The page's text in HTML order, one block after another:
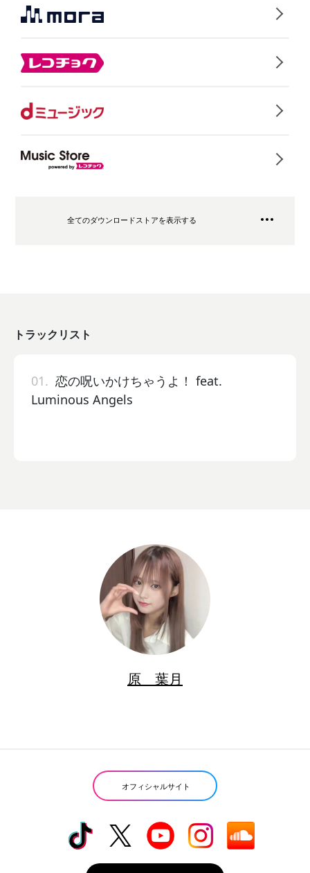
全てのダウンロードストアを表示する
トラックリスト
01. 恋の呪いかけちゃうよ！ feat.
Luminous Angels
原 葉月
オフィシャルサイト